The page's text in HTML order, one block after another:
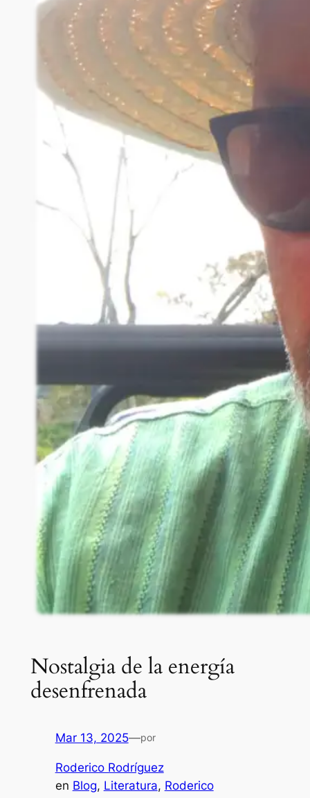
Nostalgia de la energía
desenfrenada
Mar 13, 2025—por
Roderico Rodríguez
en Blog, Literatura, Roderico